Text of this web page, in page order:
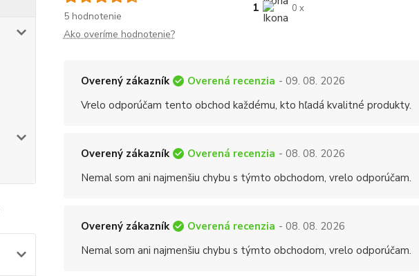
5 hodnotenie
1 0 x
Ako overíme hodnotenie?
Overený zákazník Overená recenzia - 09. 08. 2026
Vrelo odporúčam tento obchod každému, kto hľadá kvalitné produkty.
Overený zákazník Overená recenzia - 08. 08. 2026
Nemal som ani najmenšiu chybu s týmto obchodom, vrelo odporúčam.
Overený zákazník Overená recenzia - 08. 08. 2026
Nemal som ani najmenšiu chybu s týmto obchodom, vrelo odporúčam.